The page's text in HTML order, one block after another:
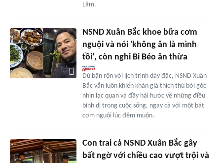
Lâm.
NSND Xuân Bắc khoe bữa cơm
nguội và nói 'không ăn là mình
tồi', còn nghi Bi Béo ăn thừa
Dù bận rộn với lịch trình dày đặc, NSND Xuân
Bắc vẫn luôn khiến khán giả thích thú bởi góc
nhìn lạc quan và đầy hài hước về những điều
bình dị trong cuộc sống, ngay cả với một bát
cơm nguội lúc đêm muộn.
Con trai cả NSND Xuân Bắc gây
bất ngờ với chiều cao vượt trội và